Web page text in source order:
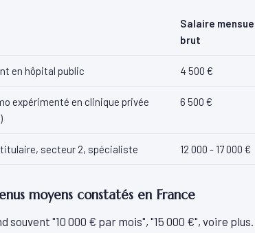
Salaire
brut
en hôpital public 4 500 €
expérimenté en clinique privée
6 500 €
secteur 2, spécialiste 12 000 - 17 000 €
moyens constatés en France
souvent "10 000 € par mois", "15 000 €", voire